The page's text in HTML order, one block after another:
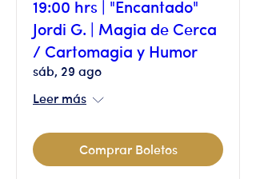
19:00 hrs | "Encantado"
Jordi G. | Magia de Cerca
/ Cartomagia y Humor
sáb, 29 ago
Leer más
Comprar Boletos